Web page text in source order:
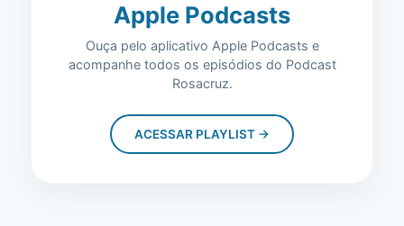
Apple Podcasts
Ouça pelo aplicativo Apple Podcasts e
acompanhe todos os episódios do Podcast
Rosacruz.
ACESSAR PLAYLIST →